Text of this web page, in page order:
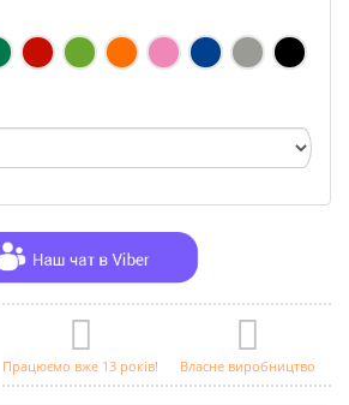
Працюємо вже 13 років! Власне виробництво